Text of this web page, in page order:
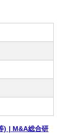
) | M&A総合研